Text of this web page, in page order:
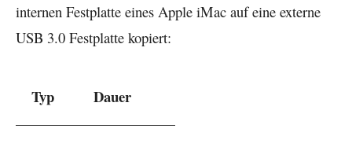
internen Festplatte eines Apple iMac auf eine externe
USB 3.0 Festplatte kopiert:
Typ Dauer